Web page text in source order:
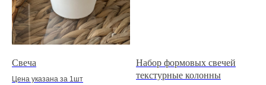
Свеча
Цена указана за 1шт
Набор формовых свечей
текстурные колонны